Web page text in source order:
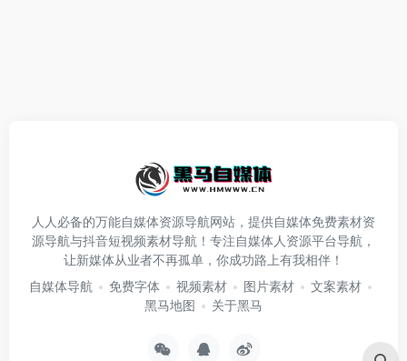
人人必备的万能自媒体资源导航网站，提供自媒体免费素材资
源导航与抖音短视频素材导航！专注自媒体人资源平台导航，
让新媒体从业者不再孤单，你成功路上有我相伴！
自媒体导航
免费字体 视频素材 图片素材
文案素材
黑马地图
关于黑马